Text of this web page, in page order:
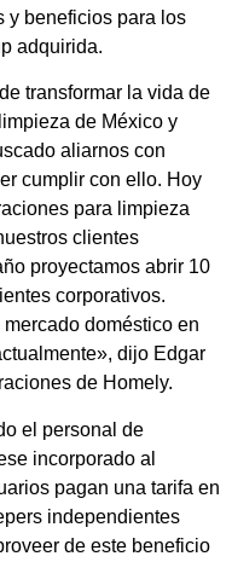
y beneficios para los
adquirida.
transformar la vida de
de México y
aliarnos con
cumplir con ello. Hoy
para limpieza
clientes
proyectamos abrir 10
corporativos.
doméstico en
dijo Edgar
de Homely.
el personal de
incorporado al
pagan una tarifa en
independientes
de este beneficio